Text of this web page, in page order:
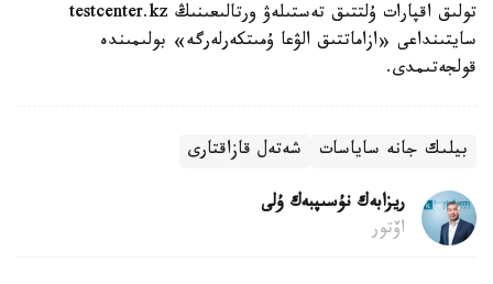
تولىق اقپارات ۇلتتىق تەستىلەۋ ورتالىعىنىڭ testcenter.kz
سايتىنداعى «ازاماتتىق الۋعا ۇمىتكەرلەرگە» بولىمىندە
قولجەتىمدى.
بيلىك جانە ساياسات شەتەل قازاقتارى
ريزابەك نۇسىپبەك ۇلى
اۆتور